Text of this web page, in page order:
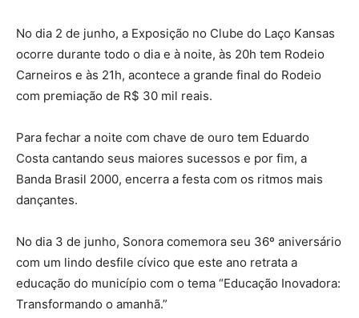
No dia 2 de junho, a Exposição no Clube do Laço Kansas
ocorre durante todo o dia e à noite, às 20h tem Rodeio
Carneiros e às 21h, acontece a grande final do Rodeio
com premiação de R$ 30 mil reais.
Para fechar a noite com chave de ouro tem Eduardo
Costa cantando seus maiores sucessos e por fim, a
Banda Brasil 2000, encerra a festa com os ritmos mais
dançantes.
No dia 3 de junho, Sonora comemora seu 36º aniversário
com um lindo desfile cívico que este ano retrata a
educação do município com o tema “Educação Inovadora:
Transformando o amanhã.”